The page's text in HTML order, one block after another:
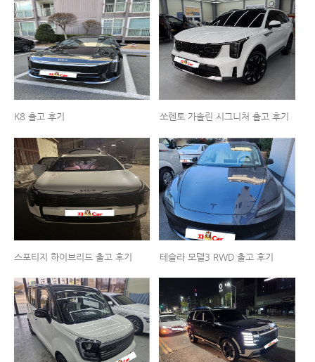
K8 출고 후기 쏘렌토 가솔린 시그니처 출고 후기
스포티지 하이브리드 출고 후기 테슬라 모델3 RWD 출고 후기